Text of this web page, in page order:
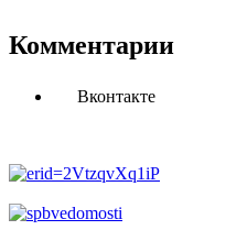
Комментарии
Вконтакте